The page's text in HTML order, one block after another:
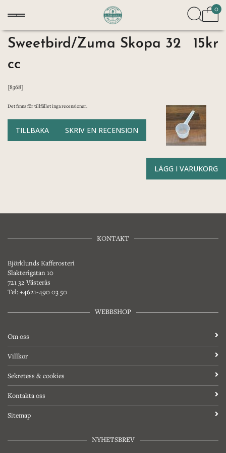
0
Sweetbird/Zuma Skopa 32
cc
[8368]
15kr
Det finns för tillfället inga recensioner.
TILLBAKA SKRIV EN RECENSION
LÄGG I VARUKORG
KONTAKT
Björklunds Kafferosteri
Slakterigatan 10
721 32 Västerås
Tel: +4621-490 03 50
WEBBSHOP
Om oss
Villkor
Sekretess & cookies
Kontakta oss
Sitemap
NYHETSBREV